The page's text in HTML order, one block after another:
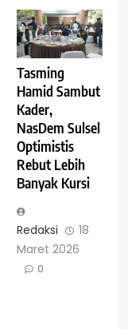
Tasming
Hamid Sambut
Kader,
NasDem Sulsel
Optimistis
Rebut Lebih
Banyak Kursi
Redaksi
18
Maret 2026
0